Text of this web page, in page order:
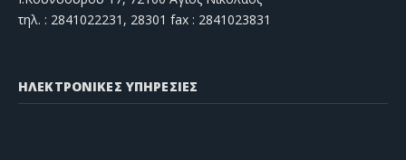
τηλ. : 2841022231, 28301 fax : 2841023831
ΗΛΕΚΤΡΟΝΙΚΕΣ ΥΠΗΡΕΣΙΕΣ